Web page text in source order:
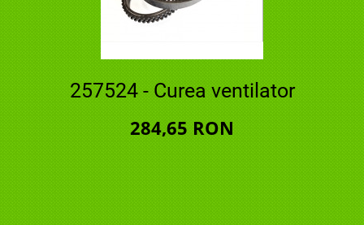
257524 - Curea ventilator
284,65 RON